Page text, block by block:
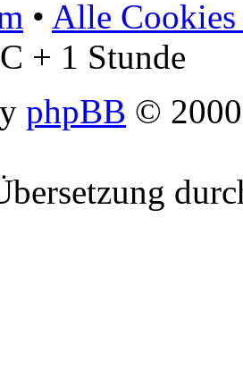
• Alle Cookies
+ 1 Stunde
phpBB ©